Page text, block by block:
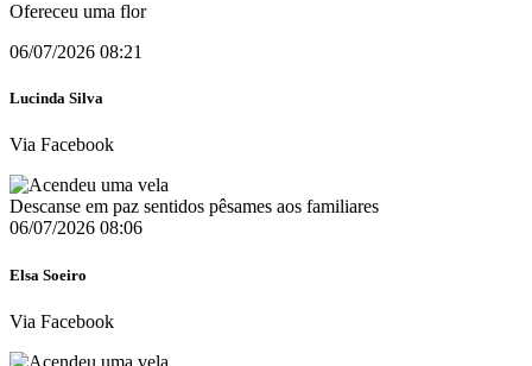
Ofereceu uma flor
06/07/2026 08:21
Lucinda Silva
Via Facebook
Descanse em paz sentidos pêsames aos familiares
06/07/2026 08:06
Elsa Soeiro
Via Facebook